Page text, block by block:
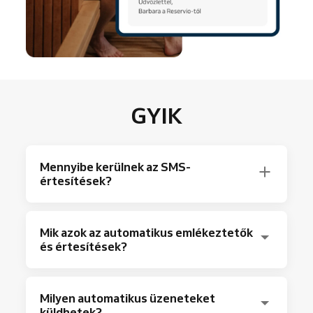
GYIK
Mennyibe kerülnek az SMS-
értesítések?
értesítésekhez. Minden egyes elküldött SMS
kreditet von le a csomagból. A saját országára
Mik azok az automatikus emlékeztetők
és értesítések?
értesítések olyan üzenetek, amelyeket Ön, az
Milyen automatikus üzeneteket